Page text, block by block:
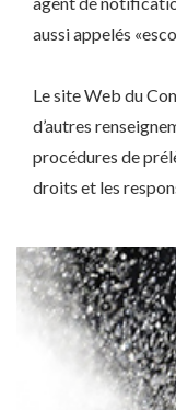
aussi appelés
Le site Web du
d’autres
procédures de
droits et les